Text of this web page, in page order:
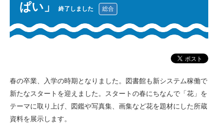
ぱい」
終了しました 総合
春の卒業、入学の時期となりました。図書館も新システム稼働で
新たなスタートを迎えました。スタートの春にちなんで「花」を
テーマに取り上げ、図鑑や写真集、画集など花を題材にした所蔵
資料を展示します。